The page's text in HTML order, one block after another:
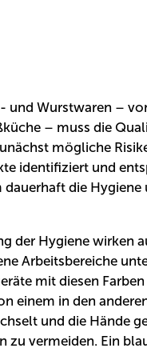
und Wurstwaren –
– muss die
mögliche
identifiziert und
die
der Hygiene wirken
Arbeitsbereiche
mit diesen
einem in den
und die Hände
zu vermeiden. Ein